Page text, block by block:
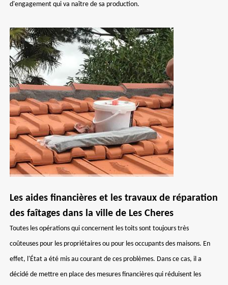
d'engagement qui va naître de sa production.
Les aides financières et les travaux de réparation
des faîtages dans la ville de Les Cheres
Toutes les opérations qui concernent les toits sont toujours très
coûteuses pour les propriétaires ou pour les occupants des maisons. En
effet, l'État a été mis au courant de ces problèmes. Dans ce cas, il a
décidé de mettre en place des mesures financières qui réduisent les